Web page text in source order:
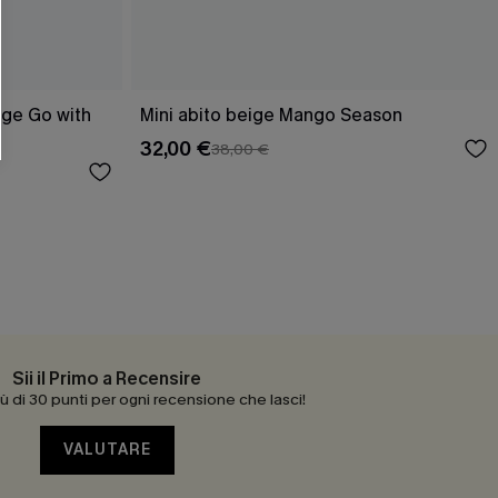
Go with
Mini abito beige Mango Season
32,00 €38,00 €
Sii il Primo a Recensire
di 30 punti per ogni recensione che lasci!
VALUTARE
i nostri
valutare il livello di coinvolgimento,
che potrebbero interessarti, il tutto
. Puoi annullare l'iscrizione in qualsiasi